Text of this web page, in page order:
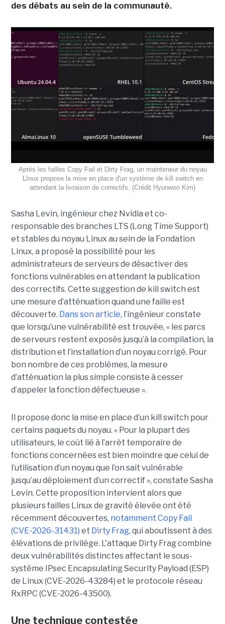
des débats au sein de la communauté.
Après les failles Copy Fail et Dirty Frag, un mainteneur du noyau
LInux propose la mise en place d'un système de kill switch en
attendant la livraison de correctifs. (Crédit Hyunwoo Kim)
Sasha Levin, ingénieur chez Nvidia et co-
responsable des branches LTS (Long Time Support)
et stables du noyau Linux au sein de la Fondation
Linux, a proposé la possibilité pour les
administrateurs de serveurs de désactiver des
fonctions vulnérables en attendant la publication
des correctifs. Cette suggestion de kill switch est
une mesure d’atténuation quand une faille est
découverte. Dans son article, l’ingénieur constate
que lorsqu’une vulnérabilité est trouvée, « les parcs
de serveurs restent exposés jusqu’à la compilation, la
distribution et l’installation d’un noyau corrigé. Pour
bon nombre de ces problèmes, la mesure
d’atténuation la plus simple consiste à cesser
d’appeler la fonction défectueuse ».
Il propose donc la mise en place d’un kill switch pour
certains paquets du noyau. « Pour la plupart des
utilisateurs, le coût lié à l’arrêt temporaire de
fonctions concernées est bien moindre que celui de
l’utilisation d’un noyau que l’on sait vulnérable
jusqu’au déploiement d’un correctif », constate Sasha
Levin. Cette proposition intervient alors que
plusieurs failles Linux de gravité élevée ont été
récemment découvertes, notamment Copy Fail
(CVE-2026-31431) et Dirty Frag, qui aboutissent à des
élévations de privilège. L'attaque Dirty Frag combine
deux vulnérabilités distinctes affectant le sous-
système IPsec Encapsulating Security Payload (ESP)
de Linux (CVE-2026-43284) et le protocole réseau
RxRPC (CVE-2026-43500).
Une technique contestée